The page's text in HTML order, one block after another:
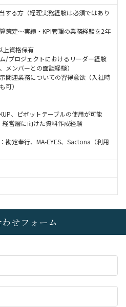
する方（経理実務経験は必須ではあり
策定～実績・KPI管理の業務経験を2年
上資格保有
/プロジェクトにおけるリーダー経験
メンバーとの面談経験）
関連業務についての習得意欲（入社時
可）
、ピボットテーブルの使用が可能
営層に向けた資料作成経験
勘定奉行、MA-EYES、Sactona（利用
せフォーム